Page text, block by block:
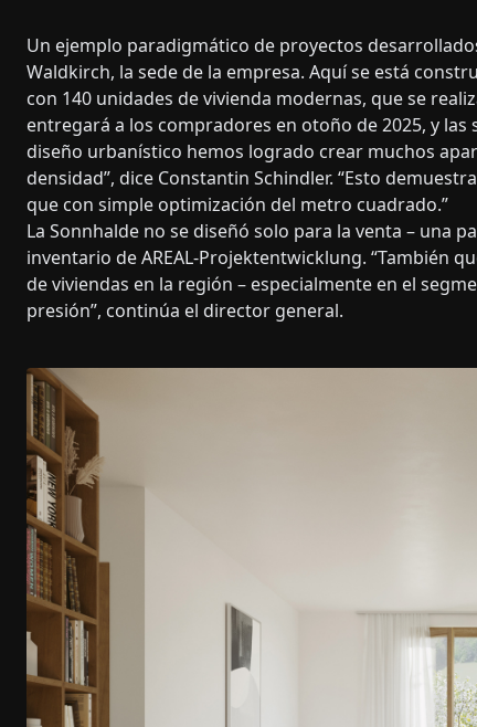
Un ejemplo paradigmático de proyectos
Waldkirch, la sede de la empresa. Aquí se está
con 140 unidades de vivienda modernas, que se
entregará a los compradores en otoño de 2025, y
diseño urbanístico hemos logrado crear muchos
densidad”, dice Constantin Schindler. “Esto
que con simple optimización del metro cuadrado.”
La Sonnhalde no se diseñó solo para la venta – una
inventario de AREAL-Projektentwicklung. “También
de viviendas en la región – especialmente en el
presión”, continúa el director general.